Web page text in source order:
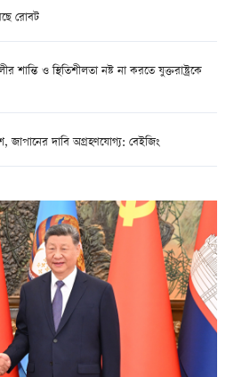
রোবট
শান্তি ও স্থিতিশীলতা নষ্ট না করতে যুক্তরাষ্ট্রকে
জাপানের দাবি অগ্রহণযোগ্য: বেইজিং